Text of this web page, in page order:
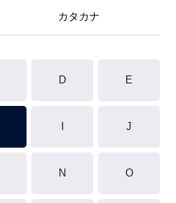
カタカナ
D E
J
N O